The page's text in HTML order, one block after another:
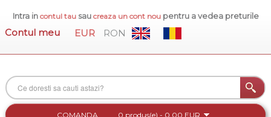
Intra in contul tausau creaza un cont nou pentru a vedea preturile
Contul meu EUR RON
COMANDA 0 produs(e) - 0,00 EUR